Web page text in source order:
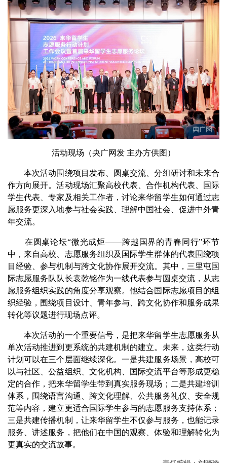
活动现场（央广网发 主办方供图）
本次活动围绕项目发布、圆桌交流、分组研讨和未来合
作方向展开。活动现场汇聚高校代表、合作机构代表、国际
学生代表、专家及相关工作者，讨论来华留学生如何通过志
愿服务更深入地参与社会实践、理解中国社会、促进中外青
年交流。
在圆桌论坛“微光成炬——跨越国界的青春同行”环节
中，来自高校、志愿服务组织及国际学生群体的代表围绕项
目经验、参与机制与跨文化协作展开交流。其中，三里屯国
际志愿服务队队长袁乾铭作为一线代表参与圆桌交流，从志
愿服务组织实践的角度分享观察。他结合国际志愿项目的组
织经验，围绕项目设计、青年参与、跨文化协作和服务成果
转化等议题进行现场点评。
本次活动的一个重要信号，是把来华留学生志愿服务从
单次活动推进到更系统的共建机制的建立。未来，这类行动
计划可以在三个层面继续深化。一是共建服务场景，高校可
以与社区、公益组织、文化机构、国际交流平台等形成更稳
定的合作，把来华留学生带到真实服务现场；二是共建培训
体系，围绕语言沟通、跨文化理解、公共服务礼仪、安全规
范等内容，建立更适合国际学生参与的志愿服务支持体系；
三是共建传播机制，让来华留学生不仅参与服务，也能记录
服务、讲述服务，把他们在中国的观察、体验和理解转化为
更真实的交流故事。